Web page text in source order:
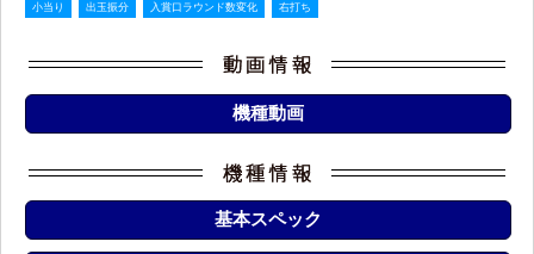
小当り 出玉振分 入賞口ラウンド数変化 右打ち
機種動画
基本スペック